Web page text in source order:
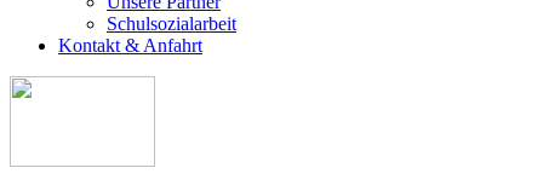
Schulsozialarbeit
Kontakt & Anfahrt